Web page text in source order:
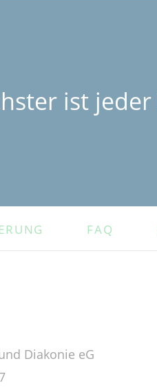
ist
FAQ
Diakonie eG